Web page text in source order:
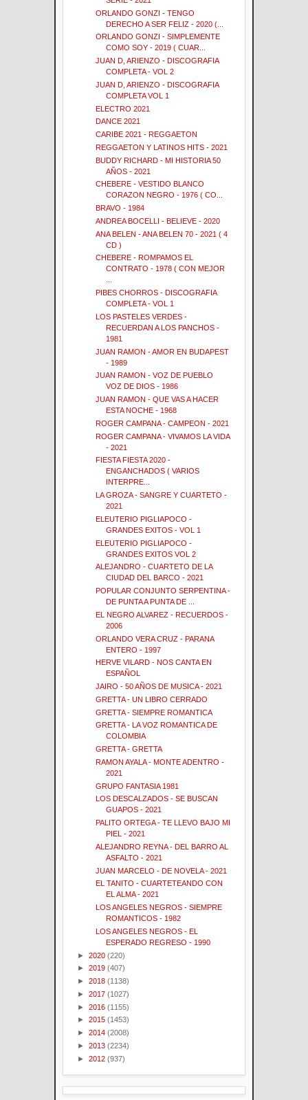
ORLANDO GONZI - TENGO
DERECHO A SER FELIZ - 2020 (...
ORLANDO GONZI - SIMPLEMENTE
COMO SOY - 2019 ( CUAR...
JUAN D, ARIENZO - DISCOGRAFIA
COMPLETA - VOL 2
JUAN D, ARIENZO - DISCOGRAFIA
COMPLETA VOL 1
ELECTRO 2021
DANCE 2021
CARIBE 2021 - REGGAETON
REGGAETON Y LATINOS HITS - 2021
BUDDY RICHARD - MI HISTORIA 50
AÑOS - 2021
CHEBERE - VESTIDO BLANCO
CORAZON NEGRO - 1976 ( CO...
BRAVO - 1984
ANDREA BOCELLI - BELIEVE - 2020
ANA BELEN - ANA BELEN 70 - 2021 ( 4
CD )
CHEBERE - ROMPAMOS EL
CONTRATO - 1978 ( CON MEJOR
...
PIBES CHORROS - DISCOGRAFIA
COMPLETA - VOL 1
LOS PASTELES VERDES -
RECUERDAN A LOS PANCHOS -
1981
JUAN RAMON - AMOR EN BUDAPEST
- 1989
JUAN RAMON - VOZ DE PUEBLO
VOZ DE DIOS - 1986
JUAN RAMON - QUE VAS A HACER
ESTA NOCHE - 1968
ROGER CAMPANA - CAMPEON - 2021
ROGER CAMPANA - VIVAMOS LA VIDA
- 2021
FIESTA FIESTA 2020 -
ENGANCHADOS ( VARIOS
INTERPRE...
LA GROZA - SANGRE Y CUARTETO -
2021
ELEUTERIO PIGLIAPOCO -
GRANDES EXITOS - VOL 1
ELEUTERIO PIGLIAPOCO -
GRANDES EXITOS VOL 2
ALEJANDRO - CUARTETO DE LA
CIUDAD DEL BARCO - 2021
POPULAR CONJUNTO SERPENTINA -
DE PUNTA A PUNTA DE ...
EL NEGRO ALVAREZ - RECUERDOS -
2006
ORLANDO VERA CRUZ - PARANA
ENTERO - 1997
HERVE VILARD - NOS CANTA EN
ESPAÑOL
JAIRO - 50 AÑOS DE MUSICA - 2021
GRETTA - UN LIBRO CERRADO
GRETTA - SIEMPRE ROMANTICA
GRETTA - LA VOZ ROMANTICA DE
COLOMBIA
GRETTA - GRETTA
RAMON AYALA - MONTE ADENTRO -
2021
GRUPO FANTASIA 1981
LOS DESCALZADOS - SE BUSCAN
GUAPOS - 2021
PALITO ORTEGA - TE LLEVO BAJO MI
PIEL - 2021
ALEJANDRO REYNA - DEL BARRO AL
ASFALTO - 2021
JUAN MARCELO - DE NOVELA - 2021
EL TANITO - CUARTETEANDO CON
EL ALMA - 2021
LOS ANGELES NEGROS - SIEMPRE
ROMANTICOS - 1982
LOS ANGELES NEGROS - EL
ESPERADO REGRESO - 1990
► 2020 (220)
► 2019 (407)
► 2018 (1138)
► 2017 (1027)
► 2016 (1155)
► 2015 (1453)
► 2014 (2008)
► 2013 (2234)
► 2012 (937)